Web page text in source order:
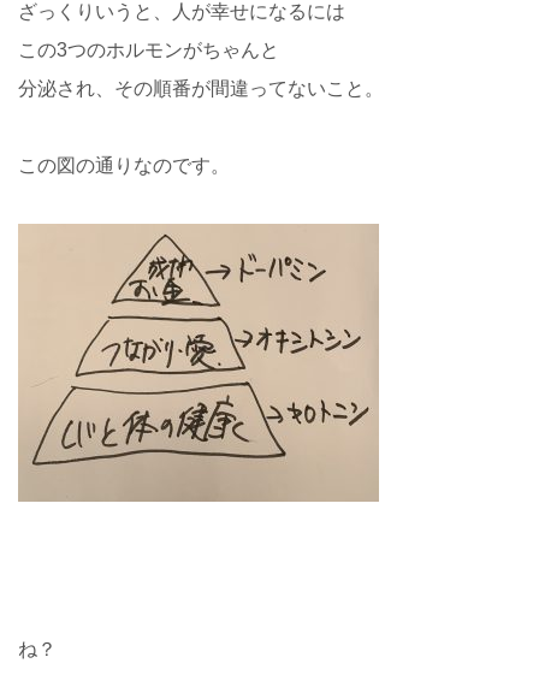
ざっくりいうと、人が幸せになるには
この3つのホルモンがちゃんと
分泌され、その順番が間違ってないこと。
この図の通りなのです。
ね？